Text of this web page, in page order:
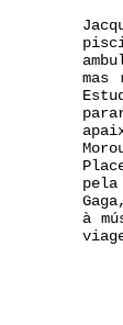
mas
à